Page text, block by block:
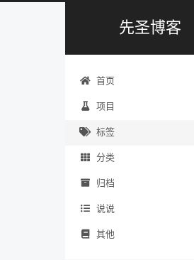
先圣博客
首页
项目
标签
分类
归档
说说
其他